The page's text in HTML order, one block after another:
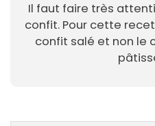
Il faut faire très
confit. Pour cette
confit salé et non le